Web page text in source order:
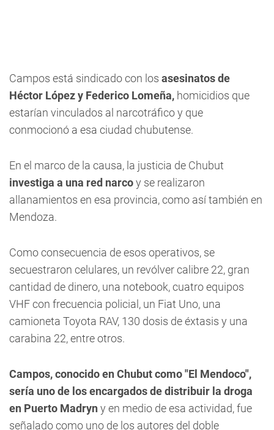
Campos está sindicado con los asesinatos de
Héctor López y Federico Lomeña, homicidios que
estarían vinculados al narcotráfico y que
conmocionó a esa ciudad chubutense.
En el marco de la causa, la justicia de Chubut
investiga a una red narcoy se realizaron
allanamientos en esa provincia, como así también en
Mendoza.
Como consecuencia de esos operativos, se
secuestraron celulares, un revólver calibre 22, gran
cantidad de dinero, una notebook, cuatro equipos
VHF con frecuencia policial, un Fiat Uno, una
camioneta Toyota RAV, 130 dosis de éxtasis y una
carabina 22, entre otros.
Campos, conocido en Chubut como "El Mendoco",
sería uno de los encargados de distribuir la droga
en Puerto Madryn y en medio de esa actividad, fue
señalado como uno de los autores del doble